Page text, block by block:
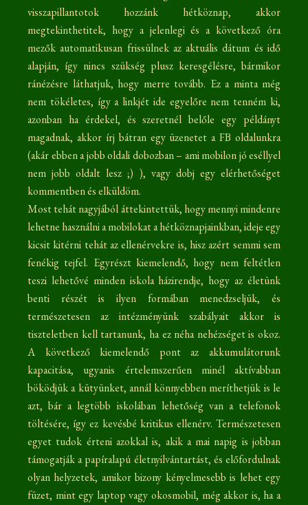
visszapillantotok hozzánk hétköznap, akkor
megtekinthetitek, hogy a jelenlegi és a következő óra
mezők automatikusan frissülnek az aktuális dátum és idő
alapján, így nincs szükség plusz keresgélésre, bármikor
ránézésre láthatjuk, hogy merre tovább. Ez a minta még
nem tökéletes, így a linkjét ide egyelőre nem tenném ki,
azonban ha érdekel, és szeretnél belőle egy példányt
magadnak, akkor írj bátran egy üzenetet a FB oldalunkra
(akár ebben a jobb oldali dobozban – ami mobilon jó eséllyel
nem jobb oldalt lesz ;) ), vagy dobj egy elérhetőséget
kommentben és elküldöm.
Most tehát nagyjából áttekintettük, hogy mennyi mindenre
lehetne használni a mobilokat a hétköznapjainkban, ideje egy
kicsit kitérni tehát az ellenérvekre is, hisz azért semmi sem
fenékig tejfel. Egyrészt kiemelendő, hogy nem feltétlen
teszi lehetővé minden iskola házirendje, hogy az életünk
benti részét is ilyen formában menedzseljük, és
természetesen az intézményünk szabályait akkor is
tiszteletben kell tartanunk, ha ez néha nehézséget is okoz.
A következő kiemelendő pont az akkumulátorunk
kapacitása, ugyanis értelemszerűen minél aktívabban
böködjük a kütyünket, annál könnyebben meríthetjük is le
azt, bár a legtöbb iskolában lehetőség van a telefonok
töltésére, így ez kevésbé kritikus ellenérv. Természetesen
egyet tudok érteni azokkal is, akik a mai napig is jobban
támogatják a papíralapú életnyilvántartást, és előfordulnak
olyan helyzetek, amikor bizony kényelmesebb is lehet egy
füzet, mint egy laptop vagy okosmobil, még akkor is, ha a